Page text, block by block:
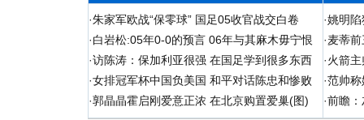
·朱家军欧战“保零球” 国足05收官战交白卷
·白岩松:05年0-0的预言 06年与其麻木毋宁恨
·访陈涛：保加利亚很强 在国足学到很多东西
·女排冠军杯中国负美国 和平对话陈忠和惨败
·郭晶晶霍启刚爱意正浓 在北京购置爱巢(图)
·姚明
·麦蒂
·火箭
·范帅
·前瞻